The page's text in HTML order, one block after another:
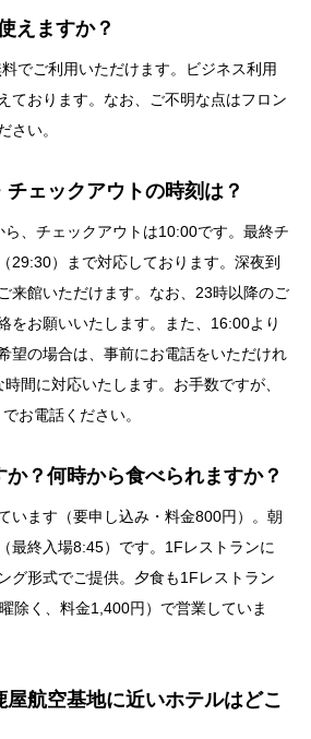
えますか？
でご利用いただけます。ビジネス利用
ております。なお、ご不明な点はフロン
さい。
ェックアウトの時刻は？
、チェックアウトは10:00です。最終チ
29:30）まで対応しております。深夜到
来館いただけます。なお、23時以降のご
をお願いいたします。また、16:00より
望の場合は、事前にお電話をいただけれ
間に対応いたします。お手数ですが、
お電話ください。
？何時から食べられますか？
います（要申し込み・料金800円）。朝
最終入場8:45）です。1Fレストランに
グ形式でご提供。夕食も1Fレストラン
除く、料金1,400円）で営業していま
航空基地に近いホテルはどこ